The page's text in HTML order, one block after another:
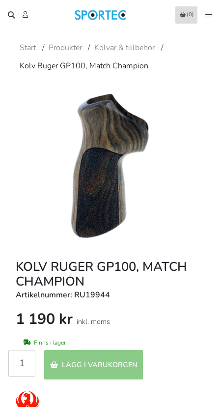
(0)
Start / Produkter / Kolvar & tillbehör /
Kolv Ruger GP100, Match Champion
KOLV RUGER GP100, MATCH
CHAMPION
Artikelnummer: RU19944
1 190 kr inkl. moms
Finns i lager
LÄGG I VARUKORGEN